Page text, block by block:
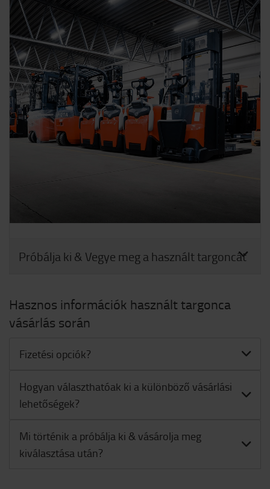
Próbálja ki & Vegye meg a használt targoncát
Hasznos információk használt targonca
vásárlás során
Fizetési opciók?
Hogyan választhatóak ki a különböző vásárlási
lehetőségek?
Mi történik a próbálja ki & vásárolja meg
kiválasztása után?